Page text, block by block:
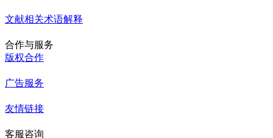
文献相关术语解释
合作与服务
版权合作
广告服务
友情链接
客服咨询